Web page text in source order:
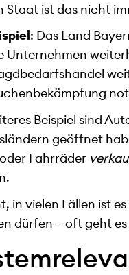
Staat ist das nicht
: Das Land
Unternehmen
Beispiel sind
geöffnet
Fahrräder
in vielen Fällen ist
dürfen – oft geht